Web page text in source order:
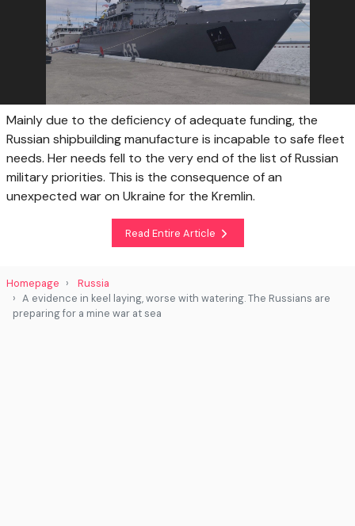
Mainly due to the deficiency of adequate funding, the
Russian shipbuilding manufacture is incapable to safe fleet
needs. Her needs fell to the very end of the list of Russian
military priorities. This is the consequence of an
unexpected war on Ukraine for the Kremlin.
Read Entire Article
Homepage
Russia
A evidence in keel laying, worse with watering. The Russians are
preparing for a mine war at sea